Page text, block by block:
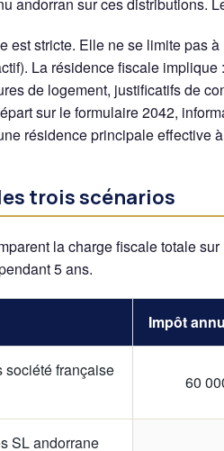
est stricte. Elle ne se limite pas
La résidence fiscale
de logement, justificatifs de
sur le formulaire 2042,
résidence principale effective
trois scénarios
la charge fiscale totale
5 ans.
Impôt
société française
60
SL andorrane